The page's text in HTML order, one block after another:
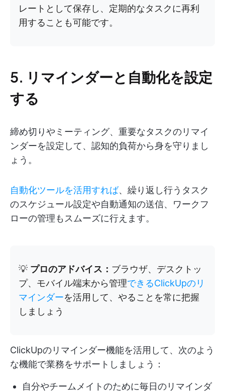
レートとして保存し、定期的なタスクに再利
用することも可能です。
5. リマインダーと自動化を設定
する
締め切りやミーティング、重要なタスクのリマイ
ンダーを設定して、認知的負荷から身を守りまし
ょう。
自動化ツールを活用すれば、繰り返し行うタスク
のスケジュール設定や自動通知の送信、ワークフ
ローの管理もスムーズに行えます。
💡 プロのアドバイス： ブラウザ、デスクトッ
プ、モバイル端末から管理できるClickUpのリ
マインダーを活用して、やることを常に把握
しましょう
ClickUpのリマインダー機能を活用して、次のよう
な機能で業務をサポートしましょう：
自分やチームメイトのために毎日のリマインダ